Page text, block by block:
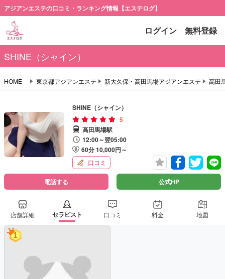
アジアンエステの口コミ・ランキング情報【エステログ】
ログイン 無料登録
SHINE（シャイン）
HOME 東京都アジアンエステ 新大久保・高田馬場アジアンエステ 高田
SHINE（シャイン）
5
高田馬場駅
12:00～翌05:00
60分 10,000円～
口コミ
電話する 公式HP
店舗詳細 セラピスト 口コミ 料金 地図